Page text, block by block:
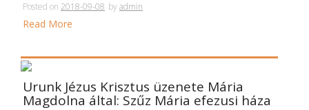
Posted on 2018-09-08 byadmin
Read More
Urunk Jézus Krisztus üzenete Mária
Magdolna által: Szűz Mária efezusi háza